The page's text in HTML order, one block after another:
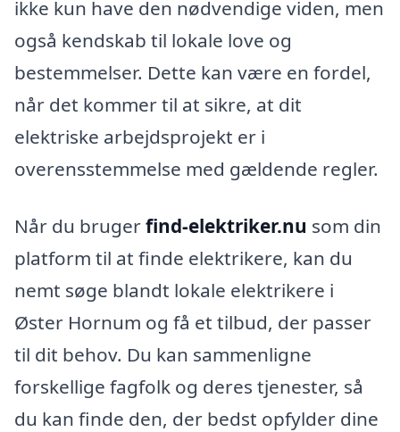
ikke kun have den nødvendige viden, men
også kendskab til lokale love og
bestemmelser. Dette kan være en fordel,
når det kommer til at sikre, at dit
elektriske arbejdsprojekt er i
overensstemmelse med gældende regler.
Når du brugerfind-elektriker.nu som din
platform til at finde elektrikere, kan du
nemt søge blandt lokale elektrikere i
Øster Hornum og få et tilbud, der passer
til dit behov. Du kan sammenligne
forskellige fagfolk og deres tjenester, så
du kan finde den, der bedst opfylder dine